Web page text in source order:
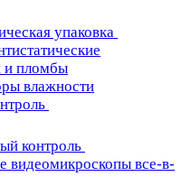
упаковка
и пломбы
влажности
контроль
видеомикроскопы все-в-